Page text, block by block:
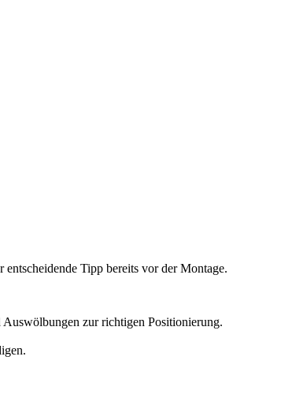
Tipp bereits vor der Montage.
zur richtigen Positionierung.